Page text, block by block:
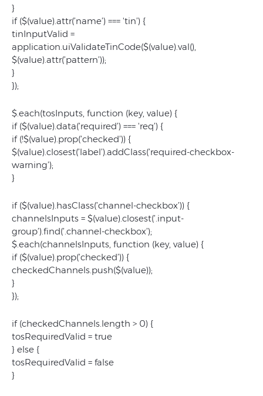
}
if ($(value).attr(’name’) === 'tin’) {
tinInputValid =
application.uiValidateTinCode($(value).val(),
$(value).attr(’pattern’));
}
});
$.each(tosInputs, function (key, value) {
if ($(value).data(’required’) === 'req’) {
if (!$(value).prop(’checked’)) {
$(value).closest(’label’).addClass(’required-checkbox-
warning’);
}
if ($(value).hasClass(’channel-checkbox’)) {
channelsInputs = $(value).closest(’.input-
group’).find(’.channel-checkbox’);
$.each(channelsInputs, function (key, value) {
if ($(value).prop(’checked’)) {
checkedChannels.push($(value));
}
});
if (checkedChannels.length > 0) {
tosRequiredValid = true
} else {
tosRequiredValid = false
}